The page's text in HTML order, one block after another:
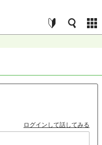
ログインして話してみる